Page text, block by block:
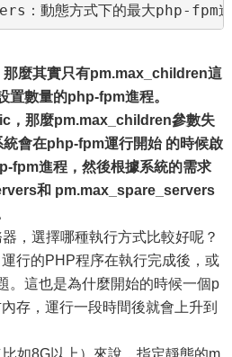
：動態方式下的最大php-fpm進
麼其實只有pm.max_children這
置數量的php-fpm進程。
那麼pm.max_children參數失
會在php-fpm運行開始 的時候啟
fpm進程，然後根據系統的需求
和 pm.max_spare_servers
，選擇哪種執行方式比較好呢？
行的PHP程序在執行完成後，或
。這也是為什麼開始的時候一個p
存，運行一段時間後就會上升到
如8G以上）來說，指定靜態的m